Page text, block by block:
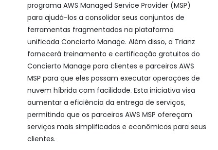
programa AWS Managed Service Provider (MSP)
para ajudá-los a consolidar seus conjuntos de
ferramentas fragmentados na plataforma
unificada Concierto Manage. Além disso, a Trianz
fornecerá treinamento e certificação gratuitos do
Concierto Manage para clientes e parceiros AWS
MSP para que eles possam executar operações de
nuvem híbrida com facilidade. Esta iniciativa visa
aumentar a eficiência da entrega de serviços,
permitindo que os parceiros AWS MSP ofereçam
serviços mais simplificados e econômicos para seus
clientes.